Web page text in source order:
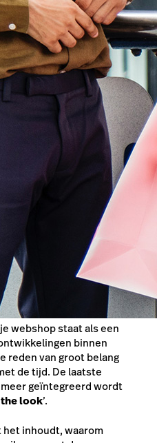
webshop staat als een
binnen
reden van groot belang
de tijd. De laatste
geïntegreerd wordt
look’.
inhoudt, waarom